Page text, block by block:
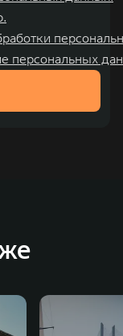
персональных